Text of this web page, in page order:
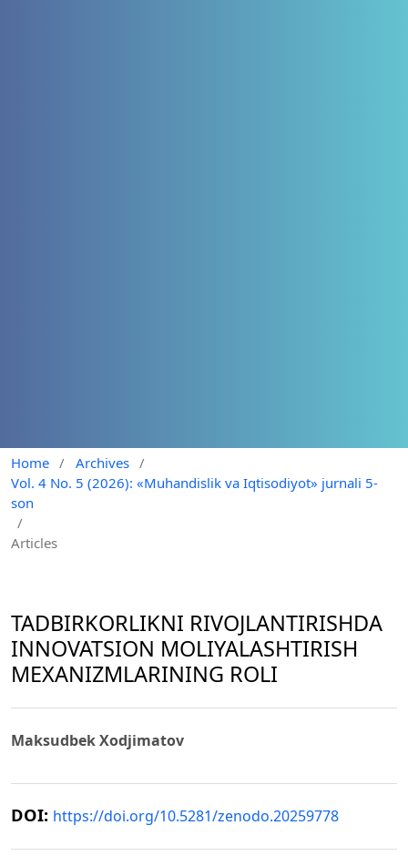
Home / Archives /
Vol. 4 No. 5 (2026): «Muhandislik va Iqtisodiyot» jurnali 5-
son
/
Articles
TADBIRKORLIKNI RIVOJLANTIRISHDA
INNOVATSION MOLIYALASHTIRISH
MEXANIZMLARINING ROLI
Maksudbek Xodjimatov
DOI: https://doi.org/10.5281/zenodo.20259778